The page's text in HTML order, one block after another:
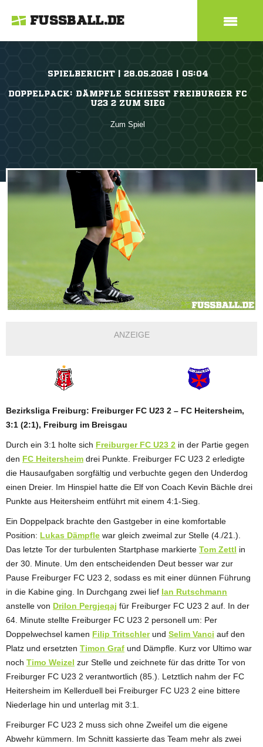
FUSSBALL.DE
SPIELBERICHT | 28.05.2026 | 05:04
DOPPELPACK: DÄMPFLE SCHIESST FREIBURGER FC U
23 2 ZUM SIEG
Zum Spiel
ANZEIGE
Bezirksliga Freiburg: Freiburger FC U23 2 – FC Heitersheim,
3:1 (2:1), Freiburg im Breisgau
Durch ein 3:1 holte sich Freiburger FC U23 2 in der Partie gegen
den FC Heitersheim drei Punkte. Freiburger FC U23 2 erledigte
die Hausaufgaben sorgfältig und verbuchte gegen den Underdog
einen Dreier. Im Hinspiel hatte die Elf von Coach Kevin Bächle drei
Punkte aus Heitersheim entführt mit einem 4:1-Sieg.
Ein Doppelpack brachte den Gastgeber in eine komfortable
Position: Lukas Dämpfle war gleich zweimal zur Stelle (4./21.).
Das letzte Tor der turbulenten Startphase markierte Tom Zettl in
der 30. Minute. Um den entscheidenden Deut besser war zur
Pause Freiburger FC U23 2, sodass es mit einer dünnen Führung
in die Kabine ging. In Durchgang zwei lief Ian Rutschmann
anstelle von Drilon Pergjeqaj für Freiburger FC U23 2 auf. In der
64. Minute stellte Freiburger FC U23 2 personell um: Per
Doppelwechsel kamen Filip Tritschlerund Selim Vanci auf den
Platz und ersetzten Timon Graf und Dämpfle. Kurz vor Ultimo war
noch Timo Weizel zur Stelle und zeichnete für das dritte Tor von
Freiburger FC U23 2 verantwortlich (85.). Letztlich nahm der FC
Heitersheim im Kellerduell bei Freiburger FC U23 2 eine bittere
Niederlage hin und unterlag mit 3:1.
Freiburger FC U23 2 muss sich ohne Zweifel um die eigene
Abwehr kümmern. Im Schnitt kassierte das Team mehr als zwei